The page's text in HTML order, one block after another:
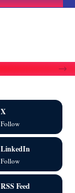
X
Follow
LinkedIn
Follow
RSS Feed